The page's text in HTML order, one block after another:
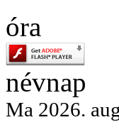
óra
névnap
Ma 2026.